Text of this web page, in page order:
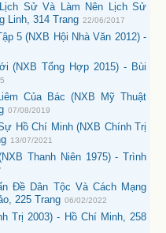
Sử Và Làm Nên Lịch Sử
Linh, 314 Trang 22/06/2017
5 (NXB Hội Nhà Văn 2012) -
(NXB Tổng Hợp 2015) - Bùi
Của Bác (NXB Mỹ Thuật
07/08/2019
Hồ Chí Minh (NXB Chính Trị
13/07/2021
Thanh Niên 1975) - Trình
Đề Dân Tộc Và Cách Mạng
225 Trang 06/02/2022
Trị 2003) - Hồ Chí Minh, 258